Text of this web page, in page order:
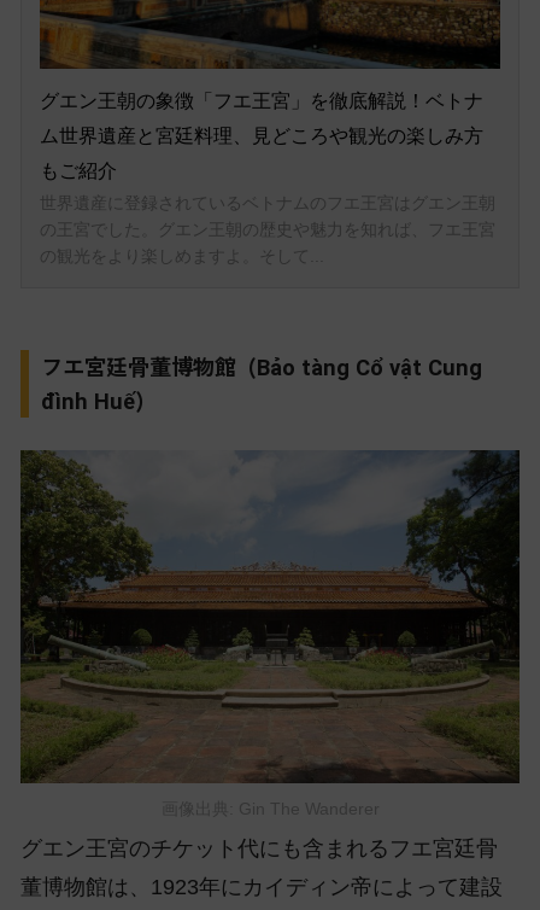
フエ宮廷骨董博物館 (Bảo tàng Cổ vật Cung
đình Huế)
画像出典: Gin The Wanderer
グエン王宮のチケット代にも含まれるフエ宮廷骨
董博物館は、1923年にカイディン帝によって建設